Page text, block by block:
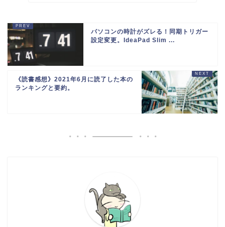
パソコンの時計がズレる！同期トリガー
設定変更。IdeaPad Slim ...
《読書感想》2021年6月に読了した本の
ランキングと要約。